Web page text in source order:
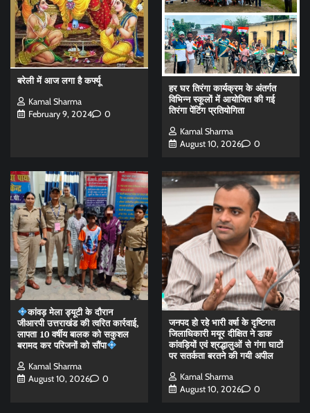
बरेली में आज लगा है कर्फ्यू
Kamal Sharma
February 9, 2024
0
हर घर तिरंगा कार्यक्रम के अंतर्गत
विभिन्न स्कूलों में आयोजित की गई
तिरंगा पेंटिंग प्रतियोगिता
Kamal Sharma
August 10, 2026
0
कांवड़ मेला ड्यूटी के दौरान
जीआरपी उत्तराखंड की त्वरित कार्रवाई,
लापता 10 वर्षीय बालक को सकुशल
बरामद कर परिजनों को सौंपा
Kamal Sharma
August 10, 2026
0
जनपद हो रहे भारी वर्षा के दृष्टिगत
जिलाधिकारी मयूर दीक्षित ने डाक
कांवड़ियों एवं श्रद्धालुओं से गंगा घाटों
पर सतर्कता बरतने की गयी अपील
Kamal Sharma
August 10, 2026
0